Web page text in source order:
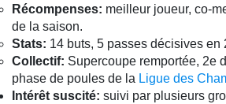
Récompenses: meilleur joueur, co-
de la saison.
Stats: 14 buts, 5 passes décisives en
Collectif: Supercoupe remportée, 2e
phase de poules de la Ligue des
Intérêt suscité: suivi par plusieurs